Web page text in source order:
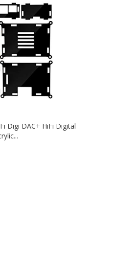
Digi DAC+ HiFi Digital